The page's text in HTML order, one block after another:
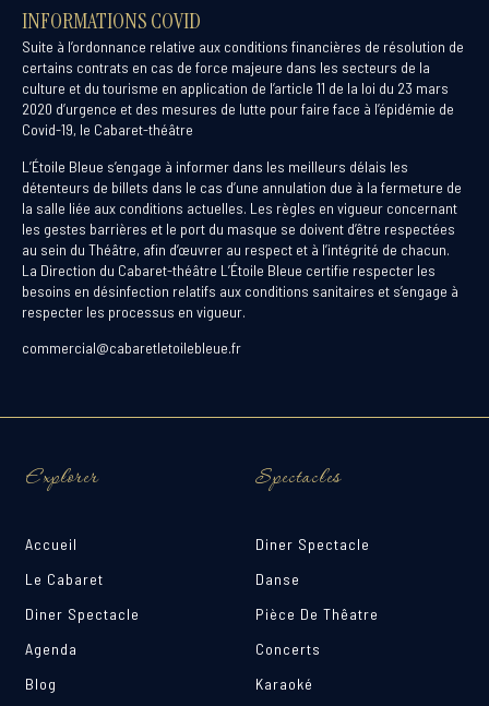
INFORMATIONS COVID
Suite à l’ordonnance relative aux conditions financières de résolution de
certains contrats en cas de force majeure dans les secteurs de la
culture et du tourisme en application de l’article 11 de la loi du 23 mars
2020 d’urgence et des mesures de lutte pour faire face à l’épidémie de
Covid-19, le Cabaret-théâtre
L’Étoile Bleue s’engage à informer dans les meilleurs délais les
détenteurs de billets dans le cas d’une annulation due à la fermeture de
la salle liée aux conditions actuelles. Les règles en vigueur concernant
les gestes barrières et le port du masque se doivent d’être respectées
au sein du Théâtre, afin d’œuvrer au respect et à l’intégrité de chacun.
La Direction du Cabaret-théâtre L’Étoile Bleue certifie respecter les
besoins en désinfection relatifs aux conditions sanitaires et s’engage à
respecter les processus en vigueur.
commercial@cabaretletoilebleue.fr
Explorer
Accueil
Le Cabaret
Diner Spectacle
Agenda
Blog
Spectacles
Diner Spectacle
Danse
Pièce De Thêatre
Concerts
Karaoké